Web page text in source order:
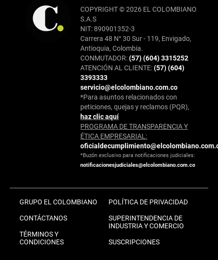
COPYRIGHT © 2026 EL COLOMBIANO
S.A.S
NIT: 890901352-3
Carrera 48 N° 30 Sur - 119, Envigado,
Antioquia, Colombia.
CONMUTADOR:(57) (604) 3315252
ATENCIÓN AL CLIENTE:(57) (604)
3393333
servicio@elcolombiano.com.co
*Para asuntos relacionados con
peticiones, quejas y reclamos (PQR),
haz clic aquí
PROGRAMA DE TRANSPARENCIA Y
ÉTICA EMPRESARIAL:
*Buzón exclusivo para notificaciones judiciales:
notificacionesjudiciales@elcolombiano.com.co
GRUPO EL COLOMBIANO
CONTÁCTANOS
TÉRMINOS Y
CONDICIONES
POLÍTICA DE PRIVACIDAD
SUPERINTENDENCIA DE
INDUSTRIA Y COMERCIO
SUSCRIPCIONES